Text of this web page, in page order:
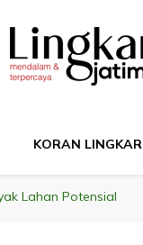
KORAN LINGKAR
Lahan Potensial